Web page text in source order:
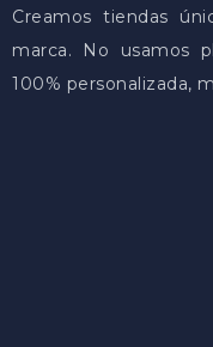
Creamos tiendas
marca. No usamos
100% personalizada,